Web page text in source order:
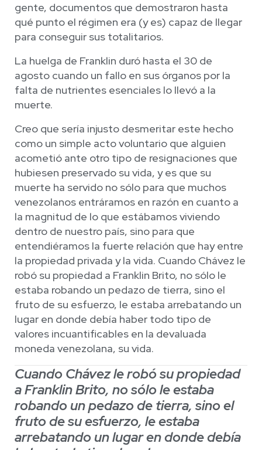
gente, documentos que demostraron hasta
qué punto el régimen era (y es) capaz de llegar
para conseguir sus totalitarios.
La huelga de Franklin duró hasta el 30 de
agosto cuando un fallo en sus órganos por la
falta de nutrientes esenciales lo llevó a la
muerte.
Creo que sería injusto desmeritar este hecho
como un simple acto voluntario que alguien
acometió ante otro tipo de resignaciones que
hubiesen preservado su vida, y es que su
muerte ha servido no sólo para que muchos
venezolanos entráramos en razón en cuanto a
la magnitud de lo que estábamos viviendo
dentro de nuestro país, sino para que
entendiéramos la fuerte relación que hay entre
la propiedad privada y la vida. Cuando Chávez le
robó su propiedad a Franklin Brito, no sólo le
estaba robando un pedazo de tierra, sino el
fruto de su esfuerzo, le estaba arrebatando un
lugar en donde debía haber todo tipo de
valores incuantificables en la devaluada
moneda venezolana, su vida.
Cuando Chávez le robó su propiedad
a Franklin Brito, no sólo le estaba
robando un pedazo de tierra, sino el
fruto de su esfuerzo, le estaba
arrebatando un lugar en donde debía